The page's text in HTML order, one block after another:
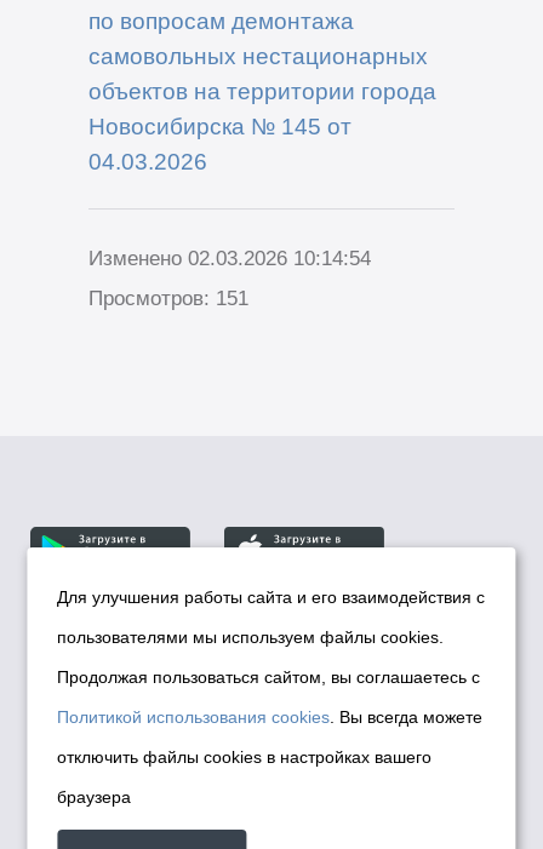
по вопросам демонтажа
самовольных нестационарных
объектов на территории города
Новосибирска № 145 от
04.03.2026
Изменено 02.03.2026 10:14:54
Просмотров: 151
© Департамент информационной политики мэрии
города Новосибирска, 2026
Политика использования Cookies
Политика по обработке персональных
данных в информационных системах
мэрии города Новосибирска
Для улучшения работы сайта и его взаимодействия с
пользователями мы используем файлы cookies.
Продолжая пользоваться сайтом, вы соглашаетесь с
Политикой использования cookies . Вы всегда можете
отключить файлы cookies в настройках вашего
браузера